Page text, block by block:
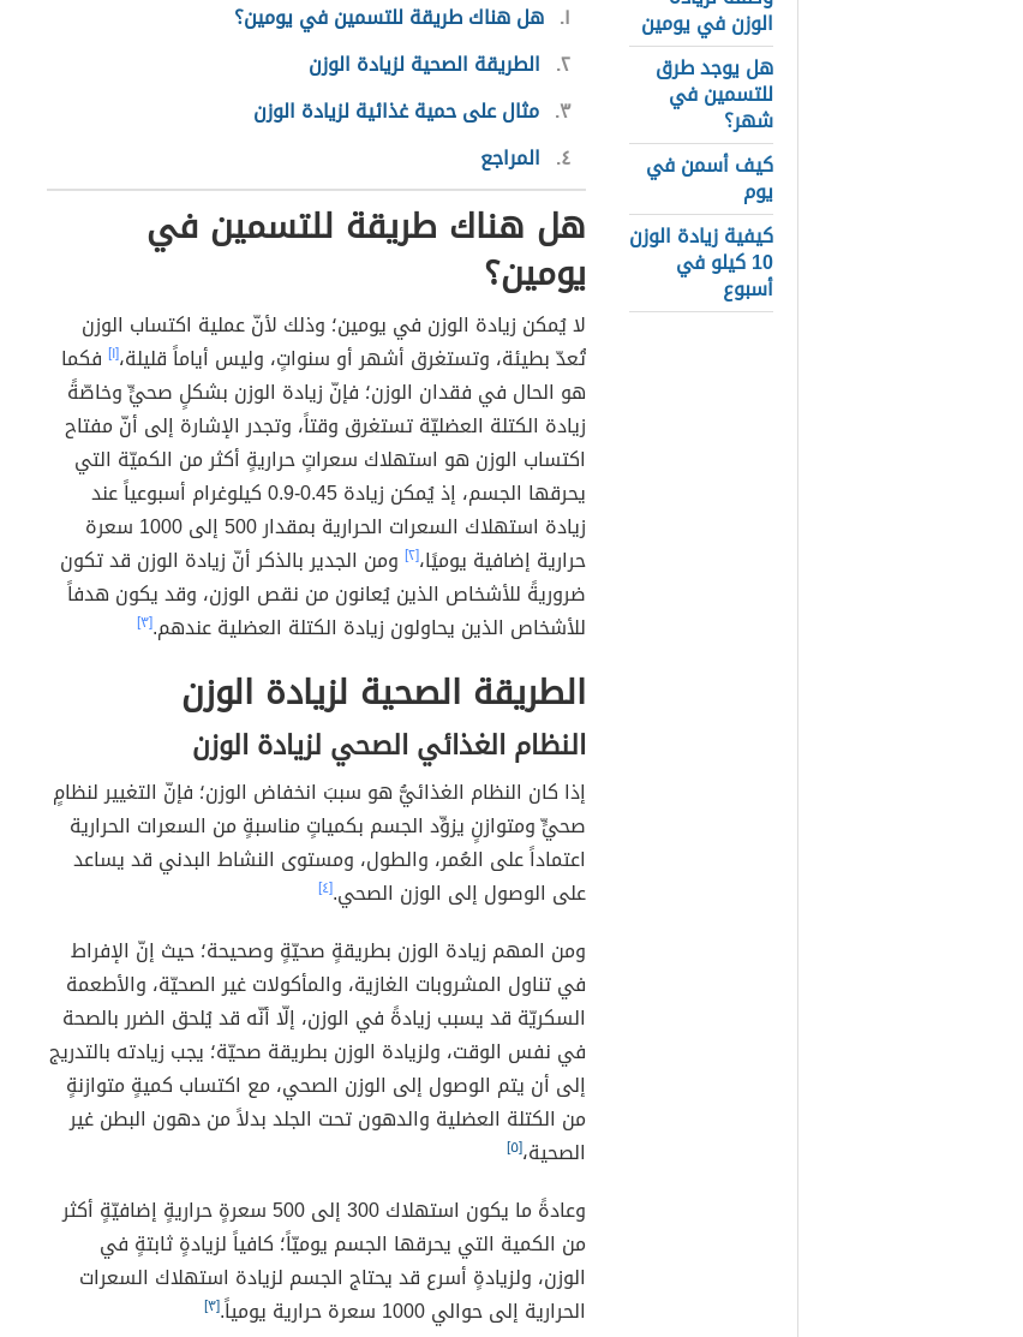
الوزن في يومين
هل يوجد طرق
للتسمين في
شهر؟
كيف أسمن في
يوم
كيفية زيادة الوزن
10 كيلو في
أسبوع
١ هل هناك طريقة للتسمين في يومين؟
٢ الطريقة الصحية لزيادة الوزن
٣ مثال على حمية غذائية لزيادة الوزن
٤ المراجع
هل هناك طريقة للتسمين في
يومين؟
لا يُمكن زيادة الوزن في يومين؛ وذلك لأنّ عملية اكتساب الوزن
تُعدّ بطيئة، وتستغرق أشهر أو سنواتٍ، وليس أياماً قليلة،[١] فكما
هو الحال في فقدان الوزن؛ فإنّ زيادة الوزن بشكلٍ صحيٍّ وخاصّةً
زيادة الكتلة العضليّة تستغرق وقتاً، وتجدر الإشارة إلى أنّ مفتاح
اكتساب الوزن هو استهلاك سعراتٍ حراريةٍ أكثر من الكميّة التي
يحرقها الجسم، إذ يُمكن زيادة 0.45-0.9 كيلوغرام أسبوعياً عند
زيادة استهلاك السعرات الحرارية بمقدار 500 إلى 1000 سعرة
حرارية إضافية يوميًا،[٢]
ومن الجدير بالذكر أنّ زيادة الوزن قد تكون
ضروريةً للأشخاص الذين يُعانون من نقص الوزن، وقد يكون هدفاً
للأشخاص الذين يحاولون زيادة الكتلة العضلية عندهم.[٣]
الطريقة الصحية لزيادة الوزن
النظام الغذائي الصحي لزيادة الوزن
إذا كان النظام الغذائيُّ هو سببَ انخفاض الوزن؛ فإنّ التغيير لنظامٍ
صحيٍّ ومتوازنٍ يزوِّد الجسم بكمياتٍ مناسبةٍ من السعرات الحرارية
اعتماداً على العُمر، والطول، ومستوى النشاط البدني قد يساعد
على الوصول إلى الوزن الصحي.[٤]
ومن المهم زيادة الوزن بطريقةٍ صحيّةٍ وصحيحة؛ حيث إنّ الإفراط
في تناول المشروبات الغازية، والمأكولات غير الصحيّة، والأطعمة
السكريّة قد يسبب زيادةً في الوزن، إلّا أنّه قد يُلحق الضرر بالصحة
في نفس الوقت، ولزيادة الوزن بطريقة صحيّة؛ يجب زيادته بالتدريج
إلى أن يتم الوصول إلى الوزن الصحي، مع اكتساب كميةٍ متوازنةٍ
من الكتلة العضلية والدهون تحت الجلد بدلاً من دهون البطن غير
الصحية،[٥]
وعادةً ما يكون استهلاك 300 إلى 500 سعرةٍ حراريةٍ إضافيّةٍ أكثر
من الكمية التي يحرقها الجسم يوميّاً؛ كافياً لزيادةٍ ثابتةٍ في
الوزن، ولزيادةٍ أسرع قد يحتاج الجسم لزيادة استهلاك السعرات
الحرارية إلى حوالي 1000 سعرة حرارية يومياً.
[٣]